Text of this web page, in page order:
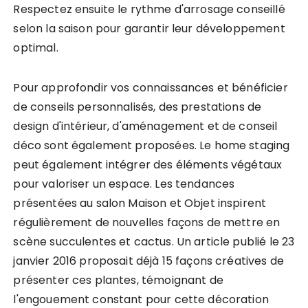
Respectez ensuite le rythme d'arrosage conseillé
selon la saison pour garantir leur développement
optimal.
Pour approfondir vos connaissances et bénéficier
de conseils personnalisés, des prestations de
design d'intérieur, d'aménagement et de conseil
déco sont également proposées. Le home staging
peut également intégrer des éléments végétaux
pour valoriser un espace. Les tendances
présentées au salon Maison et Objet inspirent
régulièrement de nouvelles façons de mettre en
scène succulentes et cactus. Un article publié le 23
janvier 2016 proposait déjà 15 façons créatives de
présenter ces plantes, témoignant de
l'engouement constant pour cette décoration